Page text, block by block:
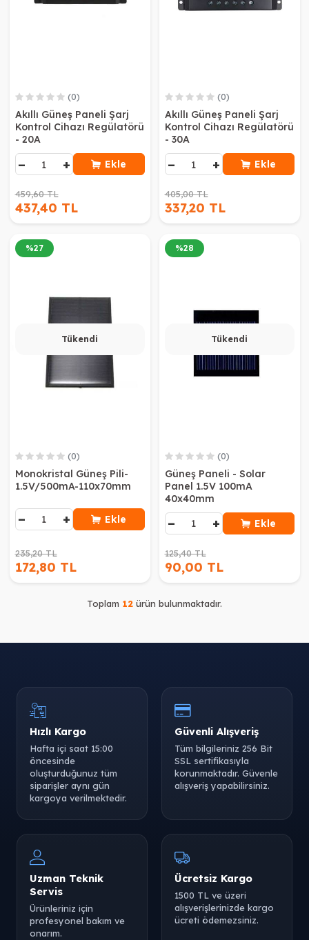
(0)
Akıllı Güneş Paneli Şarj
Kontrol Cihazı Regülatörü
- 20A
− + Ekle
459,60 TL
437,40 TL
(0)
Akıllı Güneş Paneli Şarj
Kontrol Cihazı Regülatörü
- 30A
− + Ekle
405,00 TL
337,20 TL
Tükendi
%27
(0)
Monokristal Güneş Pili-
1.5V/500mA-110x70mm
− + Ekle
235,20 TL
172,80 TL
Tükendi
%28
(0)
Güneş Paneli - Solar
Panel 1.5V 100mA
40x40mm
− + Ekle
125,40 TL
90,00 TL
Toplam 12 ürün bulunmaktadır.
Hızlı Kargo
Hafta içi saat 15:00
öncesinde
oluşturduğunuz tüm
siparişler aynı gün
kargoya verilmektedir.
Güvenli Alışveriş
Tüm bilgileriniz 256 Bit
SSL sertifikasıyla
korunmaktadır. Güvenle
alışveriş yapabilirsiniz.
Uzman Teknik
Servis
Ürünleriniz için
profesyonel bakım ve
onarım.
Ücretsiz Kargo
1500 TL ve üzeri
alışverişlerinizde kargo
ücreti ödemezsiniz.